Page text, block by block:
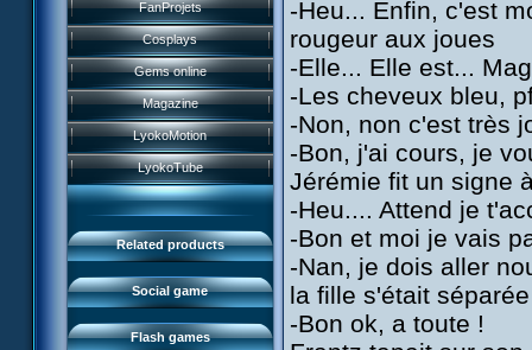
FanProjets
Cosplays
Gems online
Magazine
LyokoMotion
LyokoTube
Related products
Books
Video games
Games and toys
Card game
Goodies
Others
Catalogue
Social game
History
Characters
Powers
Game guide
Missions
Monsters
Maps & Gallery
Social Gamers
3D Duo
Flash games
Anti-XANA formation
Hornet attack
Death of the hornets
Monster Swarm
CL race 2
Aelita's Battle
Odd's Battle
Code Lyoko's Galaxy
Manta Bomber
Sector 2 Escape
Presentation
IFSCL news
Media
FAQ
Downloads
-Heu... Enfin, c'est
rougeur aux joues
-Elle... Elle est...
-Les cheveux bleu,
-Non, non c'est très
-Bon, j'ai cours, je
Jérémie fit un signe
-Heu.... Attend je
-Bon et moi je vais
-Nan, je dois aller
la fille s'était
-Bon ok, a toute !